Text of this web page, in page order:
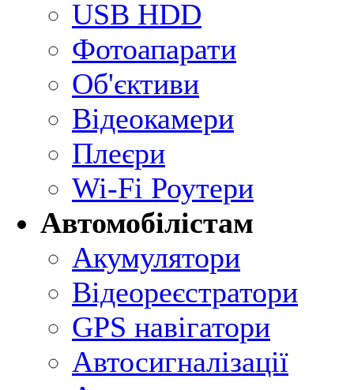
USB HDD
Фотоапарати
Об'єктиви
Відеокамери
Плеєри
Wi-Fi Роутери
Автомобілістам
Акумулятори
Відеореєстратори
GPS навігатори
Автосигналізації